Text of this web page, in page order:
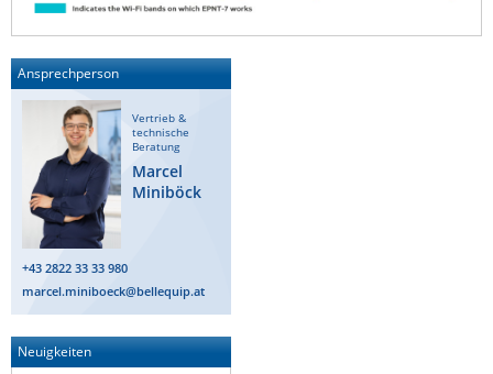
Ansprechperson
Vertrieb &
technische
Beratung
Marcel
Miniböck
+43 2822 33 33 980
marcel.miniboeck@bellequip.at
Neuigkeiten